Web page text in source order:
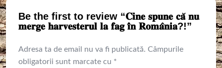
Be the first to review “𝐂𝐢𝐧𝐞 𝐬𝐩𝐮𝐧𝐞 𝐜𝐚̆ 𝐧𝐮
𝐦𝐞𝐫𝐠𝐞 𝐡𝐚𝐫𝐯𝐞𝐬𝐭𝐞𝐫𝐮𝐥 𝐥𝐚 𝐟𝐚𝐠 𝐢̂𝐧 𝐑𝐨𝐦𝐚̂𝐧𝐢𝐚?!”
Adresa ta de email nu va fi publicată. Câmpurile
obligatorii sunt marcate cu *